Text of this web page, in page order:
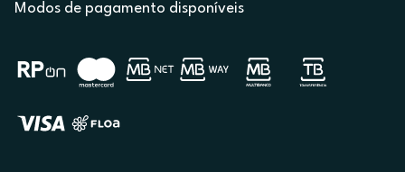
Modos de pagamento disponíveis